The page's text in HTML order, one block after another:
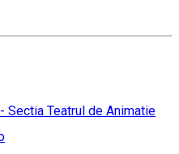
Sectia Teatrul de Animatie